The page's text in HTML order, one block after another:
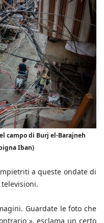
campo di Burj el-Barajneh
Iban)
a queste ondate di
Guardate le foto che
», esclama un certo